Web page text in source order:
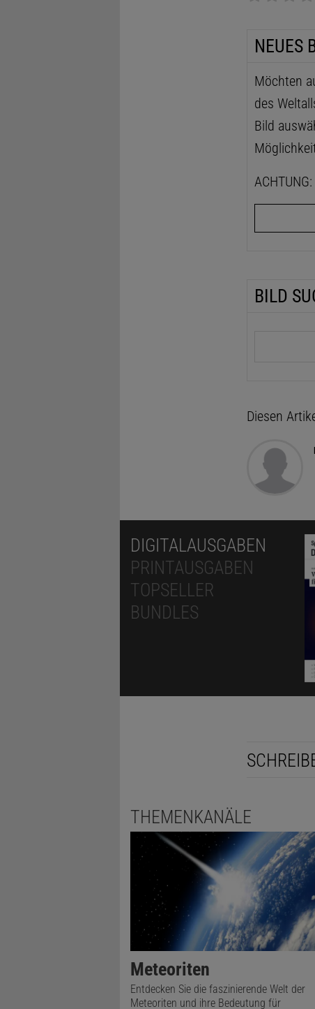
NEUES
Möchten
des
Bild
BILD
Diesen
DIGITALAUSGABEN
PRINTAUSGABEN
TOPSELLER
BUNDLES
THEMENKANÄLE
Meteoriten
Entdecken Sie die faszinierende Welt der
Meteoriten und ihre Bedeutung für